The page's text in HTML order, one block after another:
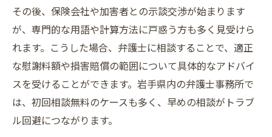
その後、保険会社や加害者との示談交渉が始まります
が、専門的な用語や計算方法に戸惑う方も多く見受けら
れます。こうした場合、弁護士に相談することで、適正
な慰謝料額や損害賠償の範囲について具体的なアドバイ
スを受けることができます。岩手県内の弁護士事務所で
は、初回相談無料のケースも多く、早めの相談がトラブ
ル回避につながります。